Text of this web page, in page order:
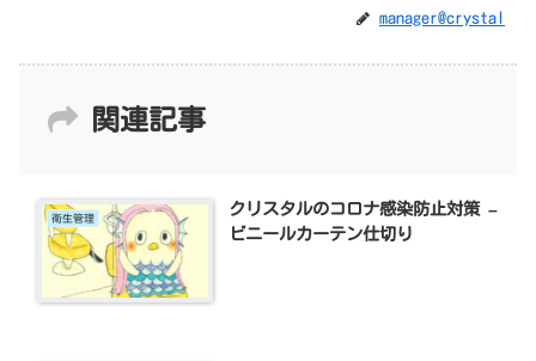
manager@crystal
関連記事
衛生管理
クリスタルのコロナ感染防止対策 –
ビニールカーテン仕切り